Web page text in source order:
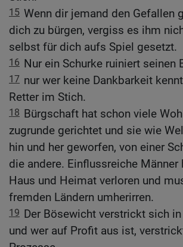
15 Wenn dir jemand den Gefallen
dich zu bürgen, vergiss es ihm
selbst für dich aufs Spiel gesetzt.
16 Nur ein Schurke ruiniert seinen
17 nur wer keine Dankbarkeit
Retter im Stich.
18 Bürgschaft hat schon viele
zugrunde gerichtet und sie wie
hin und her geworfen, von einer
die andere. Einflussreiche Männer
Haus und Heimat verloren und
fremden Ländern umherirren.
19 Der Bösewicht verstrickt sich
und wer auf Profit aus ist,